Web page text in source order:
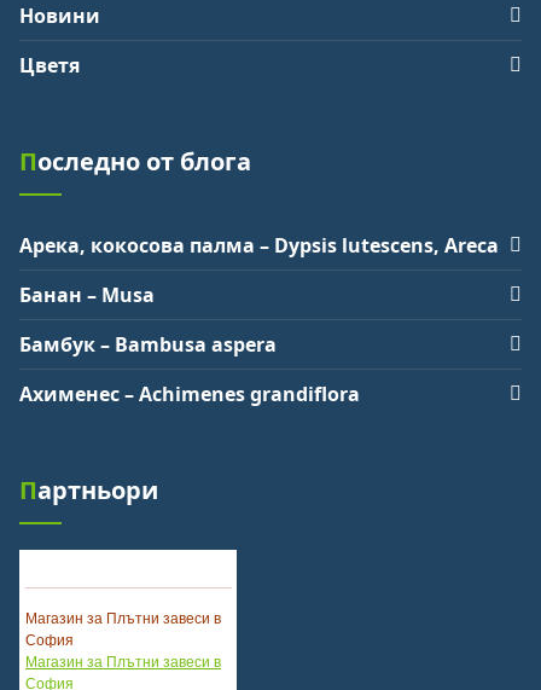
Новини
Цветя
Последно от блога
Арека, кокосова палма – Dypsis lutescens, Areca
Банан – Musa
Бамбук – Bambusa aspera
Ахименес – Achimenes grandiflora
Партньори
Каталог Вижте
Вижте Качествени Климатици
Червен мулч
Червен мулч
Магазин за Плътни завеси в
Магазин за Плътни завеси в
София